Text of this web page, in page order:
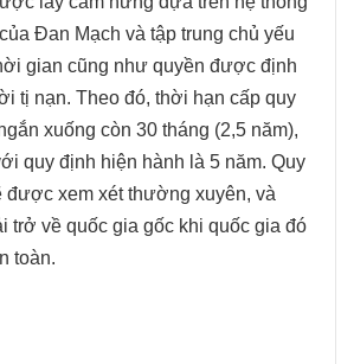
Đan Mạch và tập trung chủ yếu
gian cũng như quyền được định
tị nạn. Theo đó, thời hạn cấp quy
xuống còn 30 tháng (2,5 năm),
quy định hiện hành là 5 năm. Quy
được xem xét thường xuyên, và
trở về quốc gia gốc khi quốc gia đó
toàn.